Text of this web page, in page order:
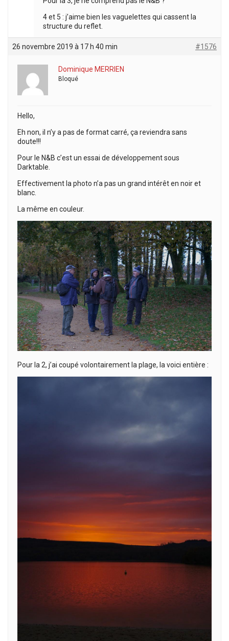
4 et 5 : j’aime bien les vaguelettes qui cassent la
structure du reflet.
26 novembre 2019 à 17 h 40 min #1576
Dominique MERRIEN
Bloqué
Hello,
Eh non, il n’y a pas de format carré, ça reviendra sans
doute!!!
Pour le N&B c’est un essai de développement sous
Darktable.
Effectivement la photo n’a pas un grand intérêt en noir et
blanc.
La même en couleur.
Pour la 2, j’ai coupé volontairement la plage, la voici entière :